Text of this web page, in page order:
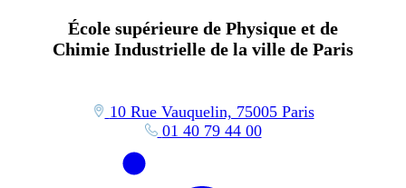
École supérieure de Physique et de
Chimie Industrielle de la ville de Paris
10 Rue Vauquelin, 75005 Paris
01 40 79 44 00